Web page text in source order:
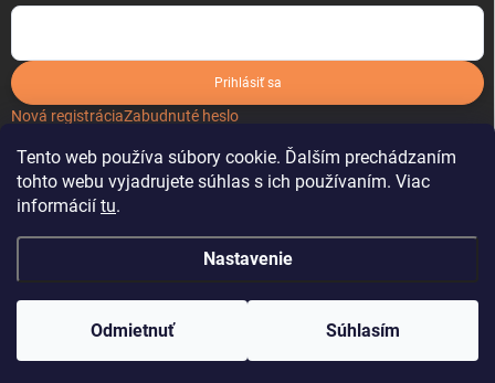
Tento web používa súbory cookie. Ďalším prechádzaním
tohto webu vyjadrujete súhlas s ich používaním. Viac
informácií tu.
Nastavenie
Odmietnuť Súhlasím
Prihlásiť sa
Nová registráciaZabudnuté heslo
Vytvoril Shoptet
Copyright 2026 kartonoveobaly.sk . Všetky práva vyhradené.